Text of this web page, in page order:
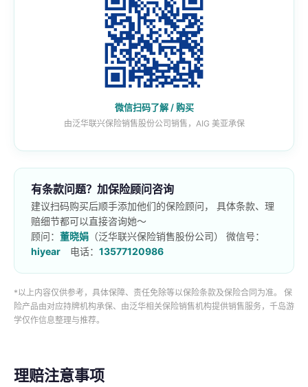
微信扫码了解 / 购买
由泛华联兴保险销售股份公司销售，AIG 美亚承保
有条款问题？加保险顾问咨询
建议扫码购买后顺手添加他们的保险顾问， 具体条款、理
赔细节都可以直接咨询她～
顾问： 董晓娟 （泛华联兴保险销售股份公司） 微信号：
hiyear 电话： 13577120986
*以上内容仅供参考，具体保障、责任免除等以保险条款及保险合同为准。 保
险产品由对应持牌机构承保、由泛华相关保险销售机构提供销售服务，千岛游
学仅作信息整理与推荐。
理赔注意事项